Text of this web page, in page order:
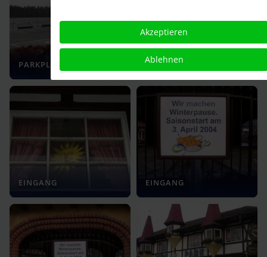
PARKPLATZ
KARUSSELL
EINGANG EINGANG
Akzeptieren
Ablehnen